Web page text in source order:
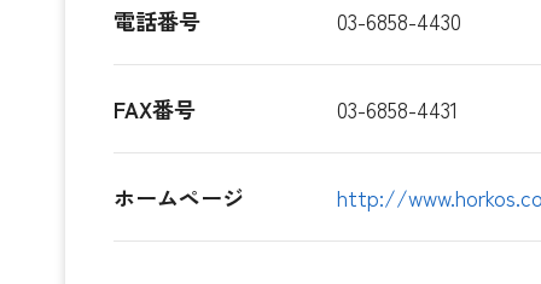
電話番号 03-6858-4430
FAX番号 03-6858-4431
ホームページ http://